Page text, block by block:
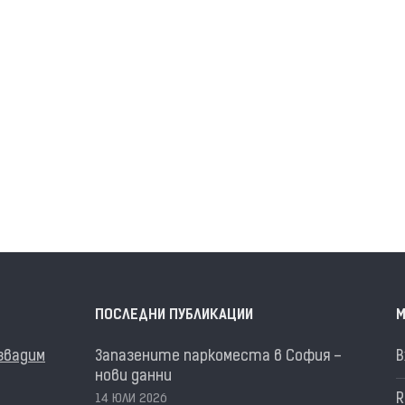
ПОСЛЕДНИ ПУБЛИКАЦИИ
Запазените паркоместа в София –
нови данни
14 ЮЛИ 2026